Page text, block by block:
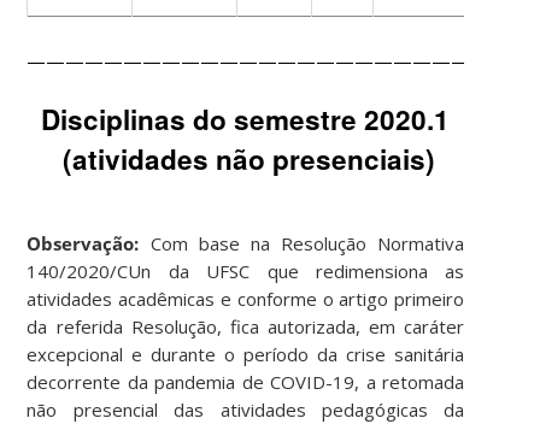
Disciplinas do semestre 2020.1
(atividades não presenciais)
Observação: Com base na Resolução Normativa
140/2020/CUn da UFSC que redimensiona as
atividades acadêmicas e conforme o artigo primeiro
da referida Resolução, fica autorizada, em caráter
excepcional e durante o período da crise sanitária
decorrente da pandemia de COVID-19, a retomada
não presencial das atividades pedagógicas da